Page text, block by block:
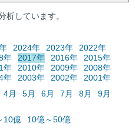
析しています。
2024年 2023年
2022年
年 2017年 2016年
2015年
年 2010年 2009年
2008年
年 2003年 2002年
2001年
4月 5月 6月 7月 8月
9月
10億
10億～50億